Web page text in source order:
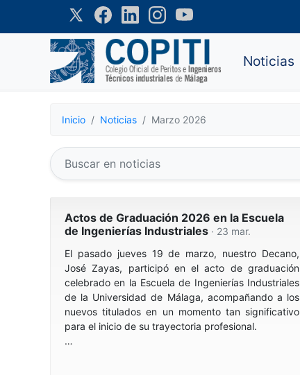
Noticias
Inicio Noticias Marzo 2026
Actos de Graduación 2026 en la Escuela
de Ingenierías Industriales · 23 mar.
El pasado jueves 19 de marzo, nuestro Decano,
José Zayas, participó en el acto de graduación
celebrado en la Escuela de Ingenierías Industriales
de la Universidad de Málaga, acompañando a los
nuevos titulados en un momento tan significativo
para el inicio de su trayectoria profesional.